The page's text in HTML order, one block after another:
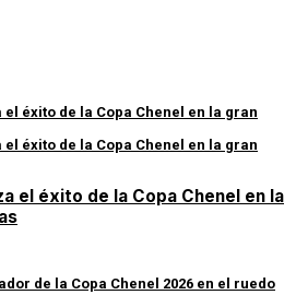
el éxito de la Copa Chenel en la